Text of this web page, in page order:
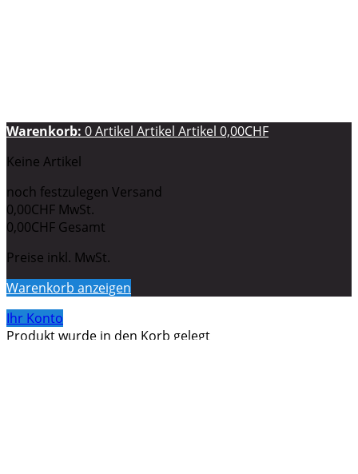
Warenkorb: 0Artikel Artikel Artikel 0,00CHF
Keine Artikel
noch festzulegen Versand
0,00CHF MwSt.
0,00CHF Gesamt
Preise inkl. MwSt.
Warenkorb anzeigen
Ihr Konto
Produkt wurde in den Korb gelegt